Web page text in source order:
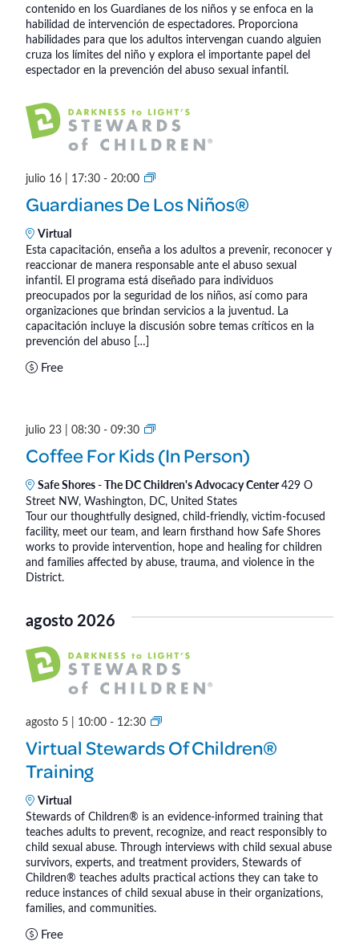
contenido en los Guardianes de los niños y se enfoca en la
habilidad de intervención de espectadores. Proporciona
habilidades para que los adultos intervengan cuando alguien
cruza los límites del niño y explora el importante papel del
espectador en la prevención del abuso sexual infantil.
Guardianes De Los Niños®
julio 16 | 17:30 - 20:00
G
u
a
d
i
a
n
e
o
n
i
ñ
o
s
®
Virtual
Esta capacitación, enseña a los adultos a prevenir, reconocer y
reaccionar de manera responsable ante el abuso sexual
infantil. El programa está diseñado para individuos
preocupados por la seguridad de los niños, así como para
organizaciones que brindan servicios a la juventud. La
capacitación incluye la discusión sobre temas críticos en la
prevención del abuso […]
Free
Coffee For Kids (In Person)
julio 23 | 08:30 - 09:30
C
o
f
f
e
e
F
o
i
s
(
I
n
e
o
n
)
Safe Shores - The DC Children's Advocacy Center429 O
Street NW, Washington, DC, United States
Tour our thoughtfully designed, child-friendly, victim-focused
facility, meet our team, and learn firsthand how Safe Shores
works to provide intervention, hope and healing for children
and families affected by abuse, trauma, and violence in the
District.
agosto 2026
Virtual Stewards Of Children®
Training
agosto 5 | 10:00 - 12:30
S
e
r
d
s
o
f
Virtual
Stewards of Children® is an evidence-informed training that
teaches adults to prevent, recognize, and react responsibly to
child sexual abuse. Through interviews with child sexual abuse
survivors, experts, and treatment providers, Stewards of
Children® teaches adults practical actions they can take to
reduce instances of child sexual abuse in their organizations,
families, and communities.
Free